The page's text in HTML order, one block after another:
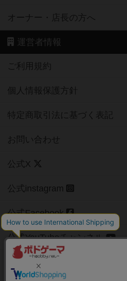
オーナー・店長の方へ
運営者情報
ご利用規約
個人情報保護方針
特定商取引法に基づく表記
お問い合わせ
公式X
公式instagram
公式Facebook
公式YouTubeチャンネル